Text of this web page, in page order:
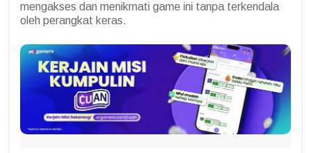
mengakses dan menikmati game ini tanpa terkendala
oleh perangkat keras.